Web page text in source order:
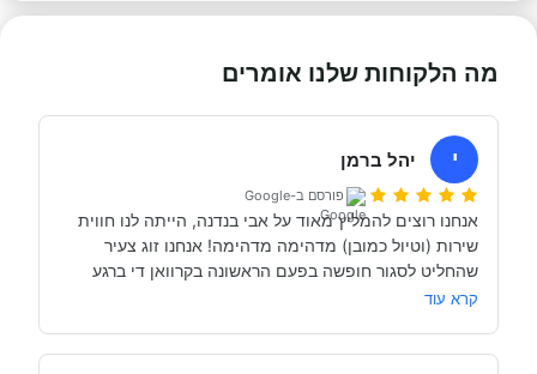
מה הלקוחות שלנו אומרים
י יהל ברמן
פורסם ב-Google
קרא עוד